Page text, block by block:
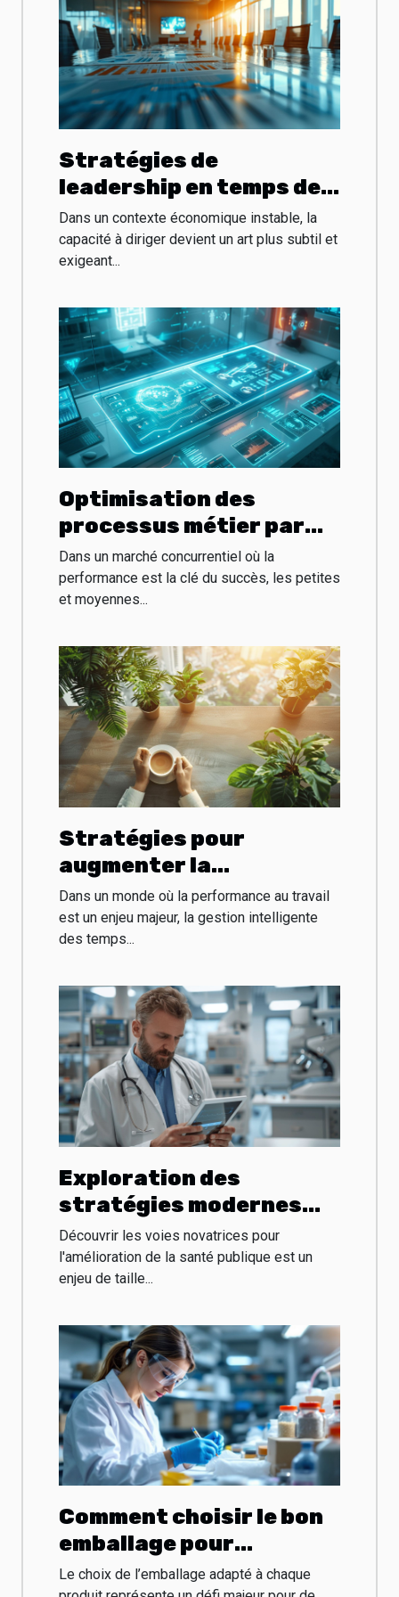
Stratégies de
leadership en temps de
crise économique
Dans un contexte économique instable, la
capacité à diriger devient un art plus subtil et
exigeant...
Optimisation des
processus métier par
l'analyse de données en
PME
Dans un marché concurrentiel où la
performance est la clé du succès, les petites
et moyennes...
Stratégies pour
augmenter la
productivité avec des
pauses optimisées au
travail
Dans un monde où la performance au travail
est un enjeu majeur, la gestion intelligente
des temps...
Exploration des
stratégies modernes
pour l'amélioration de la
santé publique
Découvrir les voies novatrices pour
l'amélioration de la santé publique est un
enjeu de taille...
Comment choisir le bon
emballage pour
différents produits ?
Le choix de l’emballage adapté à chaque